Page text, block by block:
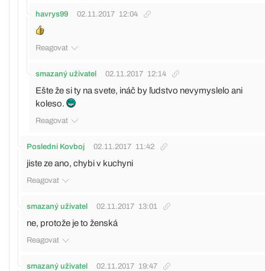
havrys99 02.11.2017 12:04
Reagovat
smazaný uživatel 02.11.2017 12:14
Ešte že si ty na svete, ináč by ľudstvo nevymyslelo ani
koleso.
Reagovat
Posledni Kovboj 02.11.2017 11:42
jiste ze ano, chybi v kuchyni
Reagovat
smazaný uživatel 02.11.2017 13:01
ne, protože je to ženská
Reagovat
smazaný uživatel 02.11.2017 19:47